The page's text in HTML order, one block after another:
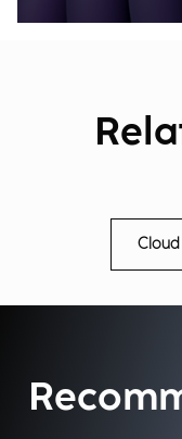
Cloud